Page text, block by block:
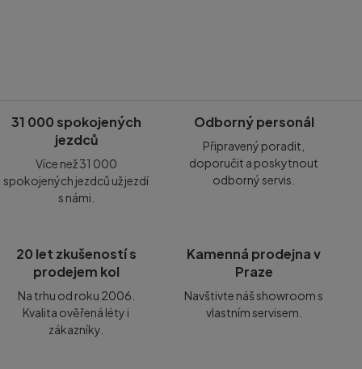
31 000 spokojených
jezdců
Více než 31 000
spokojených jezdců už jezdí
s námi.
Odborný personál
Připravený poradit,
doporučit a poskytnout
odborný servis.
20 let zkušeností s
prodejem kol
Na trhu od roku 2006.
Kvalita ověřená léty i
zákazníky.
Kamenná prodejna v
Praze
Navštivte náš showroom s
vlastním servisem.